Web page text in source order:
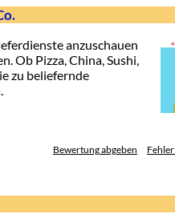
anzuschauen
Ob Pizza, China, Sushi,
zu beliefernde
Bewertung abgeben